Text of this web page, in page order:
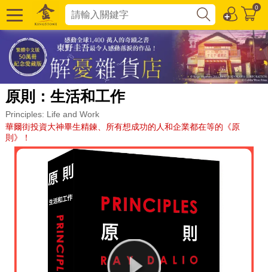
0
原則：生活和工作
Principles: Life and Work
華爾街投資大神畢生精鍊、所有想成功的人和企業都在等的《原
則》！